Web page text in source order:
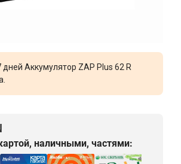
Аккумулятор ZAP Plus 62 R
наличными, частями: